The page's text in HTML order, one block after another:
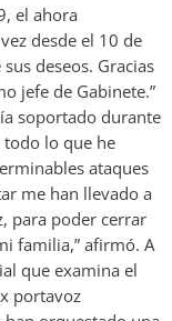
el ahora
desde el 10 de
deseos. Gracias
jefe de Gabinete.”
soportado durante
todo lo que he
ataques
me han llevado a
para poder cerrar
familia,” afirmó. A
que examina el
portavoz